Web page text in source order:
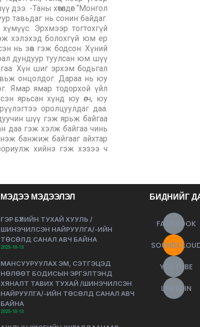
МЭДЭЭ МЭДЭЭЛЭЛ
ГЭР БҮЛИЙН ТУХАЙ ХУУЛЬ /
ШИНЭЧИЛСЭН НАЙРУУЛГА/-ИЙН
ТӨСӨЛД САНАЛ АВЧ БАЙНА
2025-10-13
МАНСУУРУУЛАХ ЭМ, СЭТГЭЦЭД
НӨЛӨӨТ БОДИСЫН ЭРГЭЛТЭНД
ХЯНАЛТ ТАВИХ ТУХАЙ /ШИНЭЧИЛСЭН
НАЙРУУЛГА/-ИЙН ТӨСӨЛД САНАЛ АВЧ
БАЙНА
2025-10-13
БИДНИЙГ
FACEBOOK
YOUTUBE
LINKEDIN